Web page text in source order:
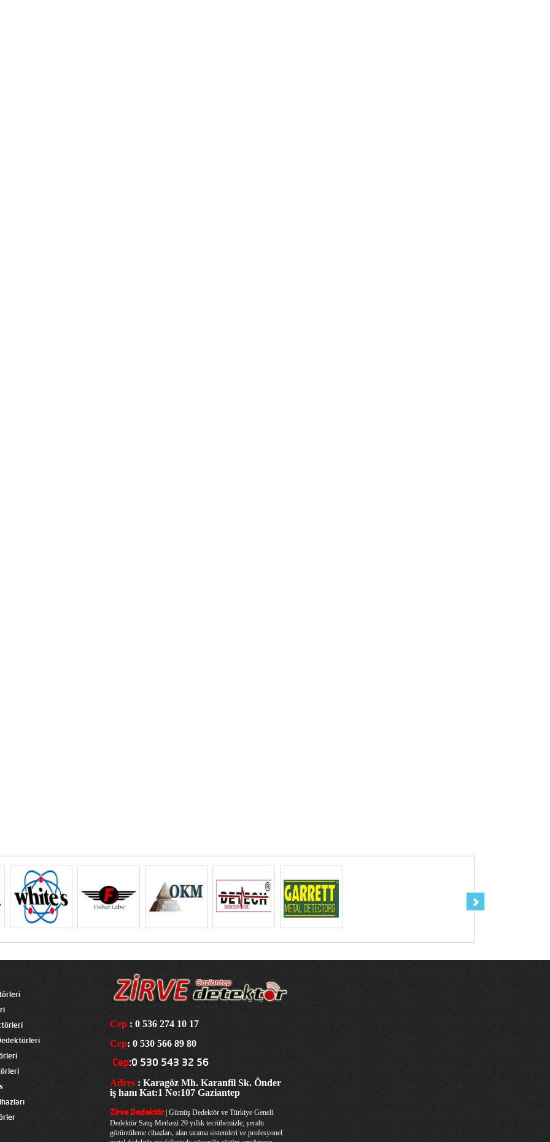
Cep : 0 536 274 10 17
Cep: 0 530 566 89 80
Cep:0 530 543 32 56
Adres : Karagöz Mh. Karanfil Sk. Önder
iş hanı Kat:1 No:107 Gaziantep
Zirve Dedektör
| Gümüş Dedektör ve Türkiye Geneli
Dedektör Satış Merkezi 20 yıllık tecrübemizle; yeraltı
görüntüleme cihazları, alan tarama sistemleri ve profesyonel